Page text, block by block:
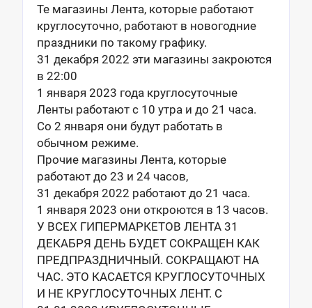
Те магазины Лента, которые работают
круглосуточно, работают в новогодние
праздники по такому графику.
31 декабря 2022 эти магазины закроются
в 22:00
1 января 2023 года круглосуточные
Ленты работают с 10 утра и до 21 часа.
Со 2 января они будут работать в
обычном режиме.
Прочие магазины Лента, которые
работают до 23 и 24 часов,
31 декабря 2022 работают до 21 часа.
1 января 2023 они откроются в 13 часов.
У ВСЕХ ГИПЕРМАРКЕТОВ ЛЕНТА 31
ДЕКАБРЯ ДЕНЬ БУДЕТ СОКРАЩЕН КАК
ПРЕДПРАЗДНИЧНЫЙ. СОКРАЩАЮТ НА
ЧАС. ЭТО КАСАЕТСЯ КРУГЛОСУТОЧНЫХ
И НЕ КРУГЛОСУТОЧНЫХ ЛЕНТ. С